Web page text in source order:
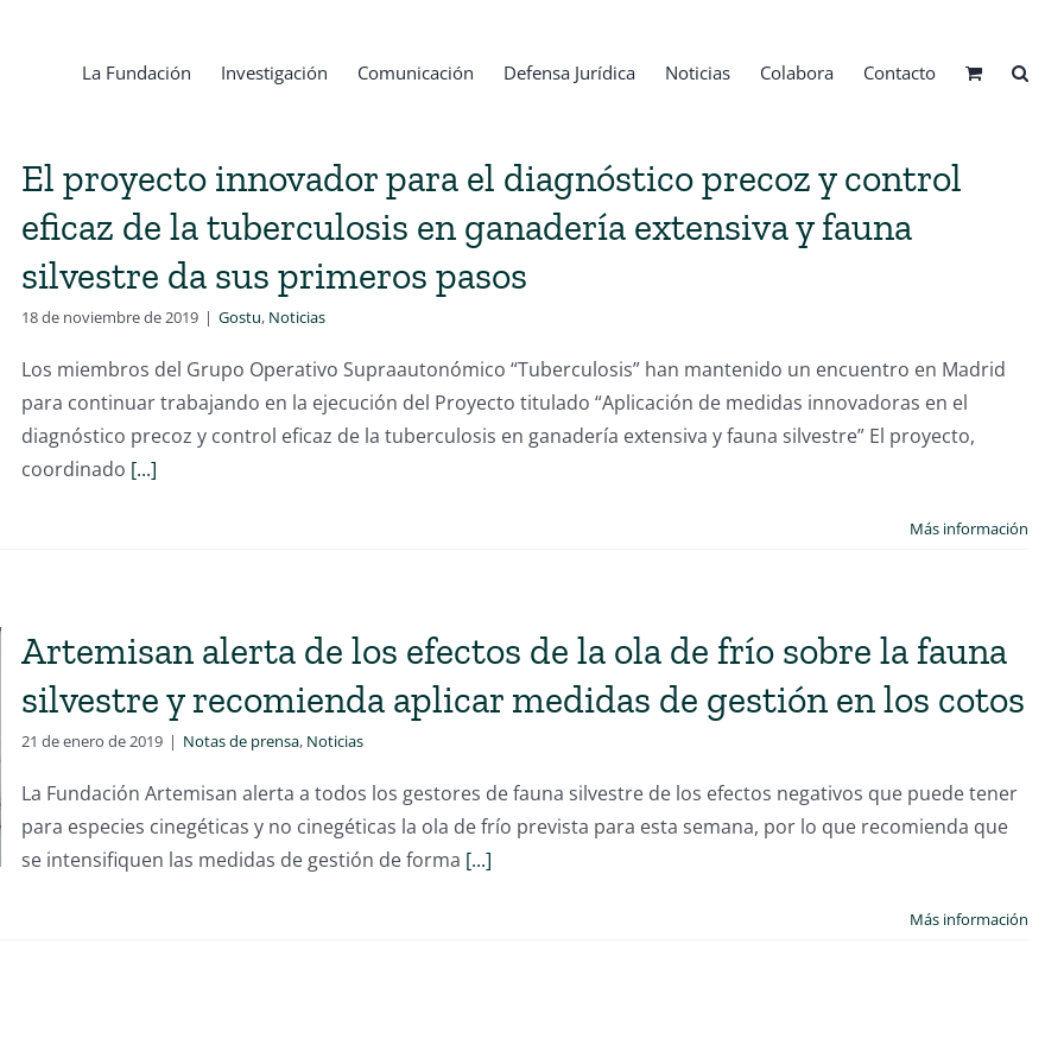
La Fundación Investigación Comunicación Defensa Jurídica Noticias Colabora Contacto
El proyecto innovador para el diagnóstico precoz y control
eficaz de la tuberculosis en ganadería extensiva y fauna
silvestre da sus primeros pasos
18 de noviembre de 2019 | Gostu, Noticias
Los miembros del Grupo Operativo Supraautonómico “Tuberculosis” han mantenido un encuentro en Madrid
para continuar trabajando en la ejecución del Proyecto titulado “Aplicación de medidas innovadoras en el
diagnóstico precoz y control eficaz de la tuberculosis en ganadería extensiva y fauna silvestre” El proyecto,
coordinado [...]
Más información
Artemisan alerta de los efectos de la ola de frío sobre la fauna
silvestre y recomienda aplicar medidas de gestión en los cotos
21 de enero de 2019 | Notas de prensa, Noticias
La Fundación Artemisan alerta a todos los gestores de fauna silvestre de los efectos negativos que puede tener
para especies cinegéticas y no cinegéticas la ola de frío prevista para esta semana, por lo que recomienda que
se intensifiquen las medidas de gestión de forma [...]
Más información